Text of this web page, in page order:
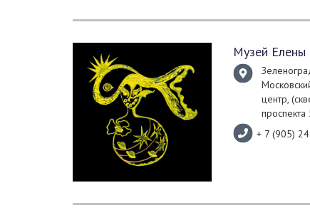
Музей Елены
центр,
проспекта
+ 7 (905)